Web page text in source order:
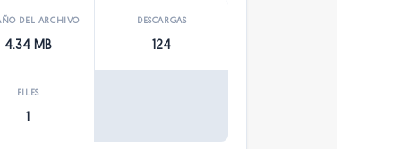
DEL ARCHIVO
4.34 MB
DESCARGAS
124
FILES
1